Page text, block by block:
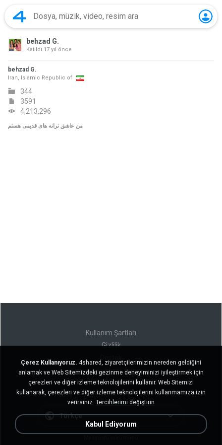
behzad G.
Katıldı 17 yıl önce
behzad G.
Iran, Islamic Republic of
344
3591
4,213,296
من عاشق ترانه های قدیمی هستم
Kullanım Şartları
Gizlilik
Kişisel bilgilerimi satmayın
Kişisel bilgilerimi paylaşmayın
Türkçe
Çerez Kullanıyoruz. 4shared, ziyaretçilerimizin nereden geldiğini
anlamak ve Web Sitemizdeki gezinme deneyiminizi iyileştirmek için
çerezleri ve diğer izleme teknolojilerini kullanır. Web Sitemizi
kullanarak, çerezleri ve diğer izleme teknolojilerini kullanmamıza izin
verirsiniz. Tercihlerimi değiştirin
Kabul Ediyorum